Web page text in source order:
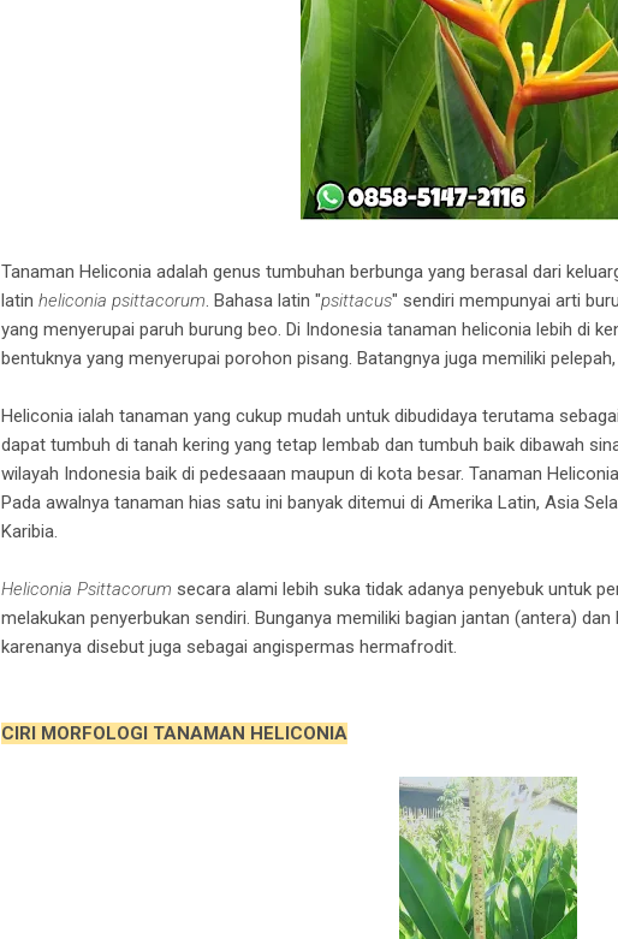
Tanaman Heliconia adalah genus tumbuhan berbunga yang berasal dari
latin heliconia psittacorum . Bahasa latin "psittacus" sendiri mempunyai arti
yang menyerupai paruh burung beo. Di Indonesia tanaman heliconia lebih di
bentuknya yang menyerupai porohon pisang. Batangnya juga memiliki
Heliconia ialah tanaman yang cukup mudah untuk dibudidaya terutama
dapat tumbuh di tanah kering yang tetap lembab dan tumbuh baik dibawah
wilayah Indonesia baik di pedesaaan maupun di kota besar. Tanaman
Pada awalnya tanaman hias satu ini banyak ditemui di Amerika Latin, Asia
Karibia.
Heliconia Psittacorum secara alami lebih suka tidak adanya penyebuk untuk
melakukan penyerbukan sendiri. Bunganya memiliki bagian jantan (antera)
karenanya disebut juga sebagai angispermas hermafrodit.
CIRI MORFOLOGI TANAMAN HELICONIA